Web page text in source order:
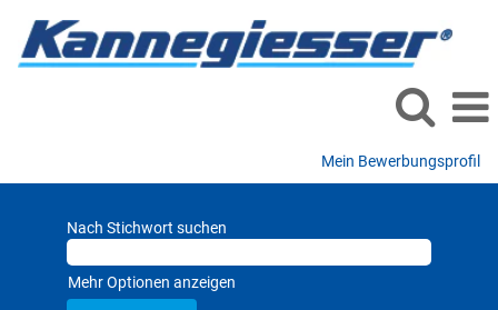
Mein Bewerbungsprofil
Nach Stichwort suchen
Mehr Optionen anzeigen